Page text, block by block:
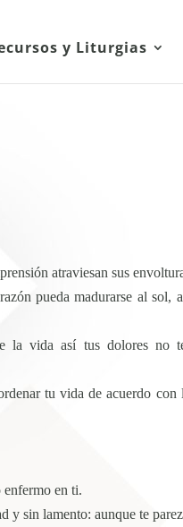
y Liturgias
atraviesan sus
pueda madurarse al sol,
la vida así tus dolores no
tu vida de acuerdo con
enfermo en ti.
y sin lamento: aunque te